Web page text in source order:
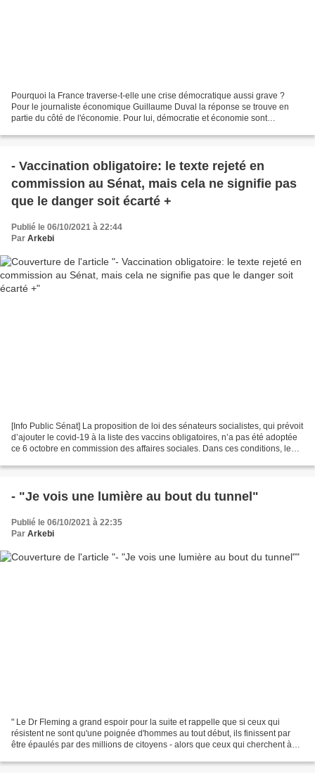
Pourquoi la France traverse-t-elle une crise démocratique aussi grave ?
Pour le journaliste économique Guillaume Duval la réponse se trouve en
partie du côté de l'économie. Pour lui, démocratie et économie sont
- Vaccination obligatoire: le texte rejeté en
commission au Sénat, mais cela ne signifie pas
que le danger soit écarté +
Publié le 06/10/2021 à 22:44
Par Arkebi
[Info Public Sénat] La proposition de loi des sénateurs socialistes, qui prévoit
d’ajouter le covid-19 à la liste des vaccins obligatoires, n’a pas été adoptée
ce 6 octobre en commission des affaires sociales. Dans ces conditions, le
- "Je vois une lumière au bout du tunnel"
Publié le 06/10/2021 à 22:35
Par Arkebi
" Le Dr Fleming a grand espoir pour la suite et rappelle que si ceux qui
résistent ne sont qu'une poignée d'hommes au tout début, ils finissent par
être épaulés par des millions de citoyens - alors que ceux qui cherchent à